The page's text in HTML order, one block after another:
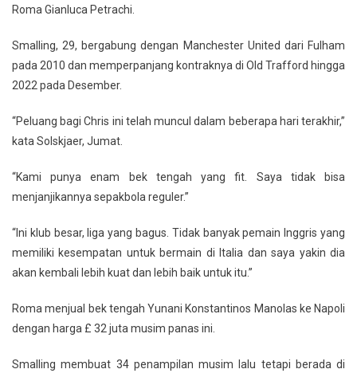
Roma Gianluca Petrachi.
Smalling, 29, bergabung dengan Manchester United dari Fulham
pada 2010 dan memperpanjang kontraknya di Old Trafford hingga
2022 pada Desember.
“Peluang bagi Chris ini telah muncul dalam beberapa hari terakhir,”
kata Solskjaer, Jumat.
“Kami punya enam bek tengah yang fit. Saya tidak bisa
menjanjikannya sepakbola reguler.”
“Ini klub besar, liga yang bagus. Tidak banyak pemain Inggris yang
memiliki kesempatan untuk bermain di Italia dan saya yakin dia
akan kembali lebih kuat dan lebih baik untuk itu.”
Roma menjual bek tengah Yunani Konstantinos Manolas ke Napoli
dengan harga £ 32 juta musim panas ini.
Smalling membuat 34 penampilan musim lalu tetapi berada di